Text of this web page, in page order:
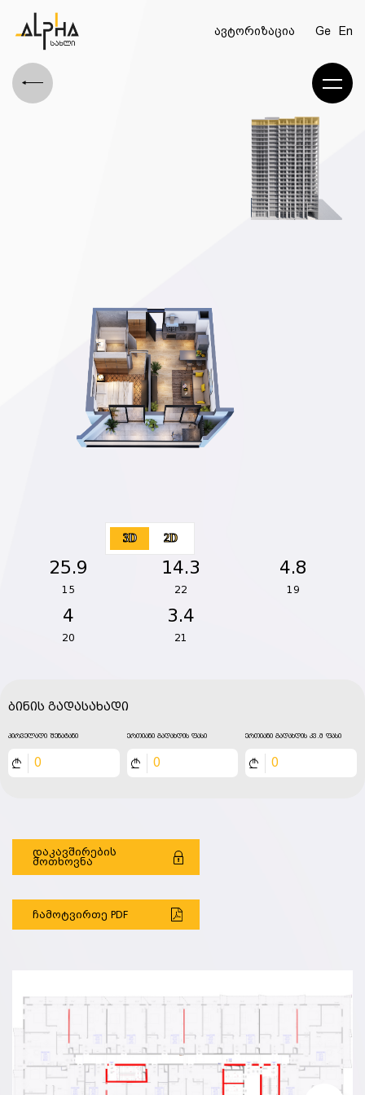
ავტორიზაცია Ge En
3D 2D
25.9
15
14.3
22
4.8
19
4
20
3.4
21
ბინის გადასახადი
პირველადი შენატანი
0
ერთიანი გადახდის ფასი
0
ერთიანი გადახდის კვ.მ ფასი
0
დაკავშირების
მოთხოვნა
ჩამოტვირთე PDF